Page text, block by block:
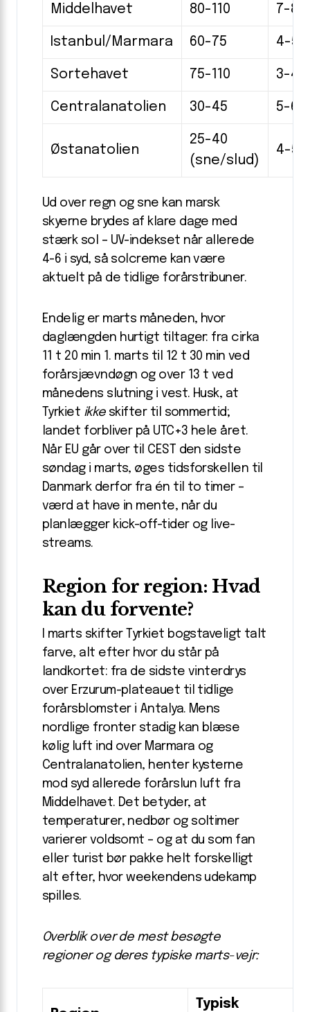
Middelhavet 80-110 7-8
Istanbul/Marmara 60-75 4-5
Sortehavet 75-110 3-4
Centralanatolien 30-45 5-6
Østanatolien
25-40
(sne/slud)
4-5
Ud over regn og sne kan marsk
skyerne brydes af klare dage med
stærk sol – UV-indekset når allerede
4-6 i syd, så solcreme kan være
aktuelt på de tidlige forårstribuner.
Endelig er marts måneden, hvor
daglængden hurtigt tiltager: fra cirka
11 t 20 min 1. marts til 12 t 30 min ved
forårsjævndøgn og over 13 t ved
månedens slutning i vest. Husk, at
Tyrkiet ikkeskifter til sommertid;
landet forbliver på UTC+3 hele året.
Når EU går over til CEST den sidste
søndag i marts, øges tidsforskellen til
Danmark derfor fra én til to timer –
værd at have in mente, når du
planlægger kick-off-tider og live-
streams.
Region for region: Hvad
kan du forvente?
I marts skifter Tyrkiet bogstaveligt talt
farve, alt efter hvor du står på
landkortet: fra de sidste vinterdrys
over Erzurum-plateauet til tidlige
forårsblomster i Antalya. Mens
nordlige fronter stadig kan blæse
kølig luft ind over Marmara og
Centralanatolien, henter kysterne
mod syd allerede forårslun luft fra
Middelhavet. Det betyder, at
temperaturer, nedbør og soltimer
varierer voldsomt – og at du som fan
eller turist bør pakke helt forskelligt
alt efter, hvor weekendens udekamp
spilles.
Overblik over de mest besøgte
regioner og deres typiske marts-vejr:
Typisk